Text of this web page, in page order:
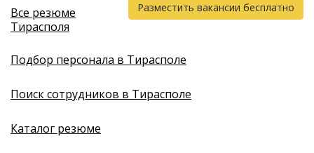
Разместить вакансии бесплатно
Все резюме
Тирасполя
Подбор персонала в Тирасполе
Поиск сотрудников в Тирасполе
Каталог резюме